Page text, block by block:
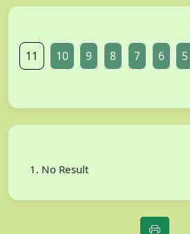
5
6
7
8
9
10
11
No Result